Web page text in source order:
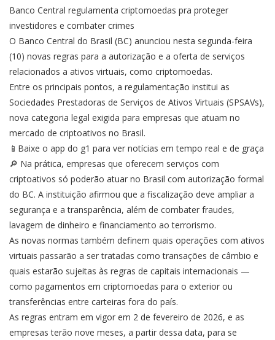
Banco Central regulamenta criptomoedas pra proteger
investidores e combater crimes
O Banco Central do Brasil (BC) anunciou nesta segunda-feira
(10) novas regras para a autorização e a oferta de serviços
relacionados a ativos virtuais, como criptomoedas.
Entre os principais pontos, a regulamentação institui as
Sociedades Prestadoras de Serviços de Ativos Virtuais (SPSAVs),
nova categoria legal exigida para empresas que atuam no
mercado de criptoativos no Brasil.
📱Baixe o app do g1 para ver notícias em tempo real e de graça
🔎 Na prática, empresas que oferecem serviços com
criptoativos só poderão atuar no Brasil com autorização formal
do BC. A instituição afirmou que a fiscalização deve ampliar a
segurança e a transparência, além de combater fraudes,
lavagem de dinheiro e financiamento ao terrorismo.
As novas normas também definem quais operações com ativos
virtuais passarão a ser tratadas como transações de câmbio e
quais estarão sujeitas às regras de capitais internacionais —
como pagamentos em criptomoedas para o exterior ou
transferências entre carteiras fora do país.
As regras entram em vigor em 2 de fevereiro de 2026, e as
empresas terão nove meses, a partir dessa data, para se